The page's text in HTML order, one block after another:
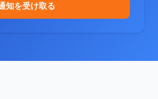
知を受け取る